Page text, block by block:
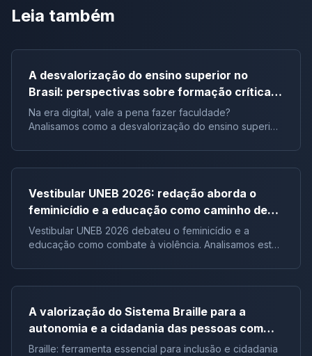
Leia também
A desvalorização do ensino superior no
Brasil: perspectivas sobre formação crítica e
influência digital |Tema de redação
Na era digital, vale a pena fazer faculdade?
Analisamos como a desvalorização do ensino superior
Brasil.
Vestibular UNEB 2026: redação aborda o
feminicídio e a educação como caminho de
combate à violência
Vestibular UNEB 2026 debateu o feminicídio e a
educação como combate à violência. Analisamos este
para futuras pautas sociais.
A valorização do Sistema Braille para a
autonomia e a cidadania das pessoas com
deficiência visual no Brasil |Tema de redação
Braille: ferramenta essencial para inclusão e cidadania